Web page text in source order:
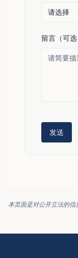
请选择
留言（可选
发送
本页面是对公开立法的信